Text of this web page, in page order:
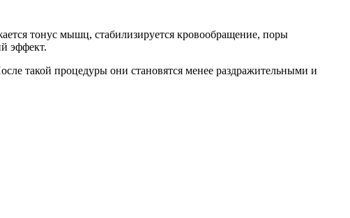
тонус мышц, стабилизируется кровообращение, поры
эффект.
такой процедуры они становятся менее раздражительными и